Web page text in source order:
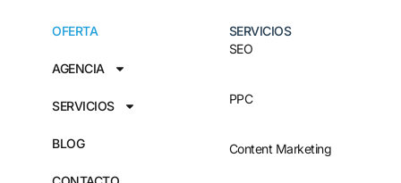
OFERTA
AGENCIA
SERVICIOS
BLOG
SERVICIOS
SEO
PPC
Content Marketing